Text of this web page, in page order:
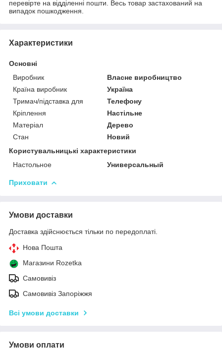
перевірте на відділенні пошти. Весь товар застахований на
випадок пошкодження.
Характеристики
Основні
Виробник
Власне виробництво
Країна виробник
Україна
Тримач/підставка для
Телефону
Кріплення
Настільне
Матеріал
Дерево
Стан
Новий
Користувальницькі характеристики
Настольное
Универсальный
Приховати
Умови доставки
Доставка здійснюється тільки по передоплаті.
Нова Пошта
Магазини Rozetka
Самовивіз
Самовивіз Запоріжжя
Всі умови доставки
Умови оплати